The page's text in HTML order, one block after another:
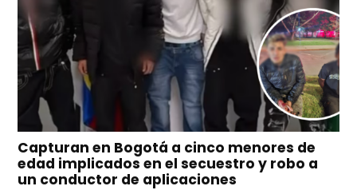
Capturan en Bogotá a cinco menores de
edad implicados en el secuestro y robo a
un conductor de aplicaciones